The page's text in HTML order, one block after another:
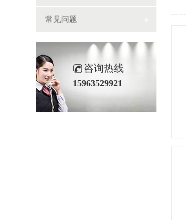
常见问题
咨询热线
15963529921